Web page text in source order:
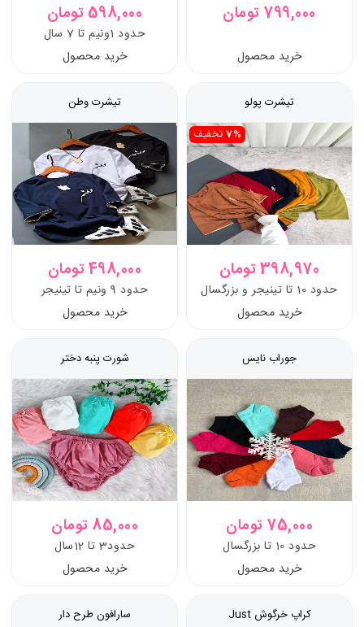
799,000 تومان
خرید محصول
598,000 تومان
حدود 1ونیم تا 7 سال
خرید محصول
تیشرت پولو
7% تخفیف
398,970 تومان
حدود 10 تا تینیجر و بزرگسال
خرید محصول
تیشرت وطن
498,000 تومان
حدود 9 ونیم تا تینیجر
خرید محصول
جوراب نایس
75,000 تومان
حدود 10 تا بزرگسال
خرید محصول
شورت پنبه دختر
85,000 تومان
حدود3 تا 12سال
خرید محصول
کراپ خرگوش Just سارافون طرح دار